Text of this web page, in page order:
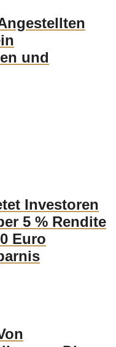
und
Investoren
5 % Rendite
Euro